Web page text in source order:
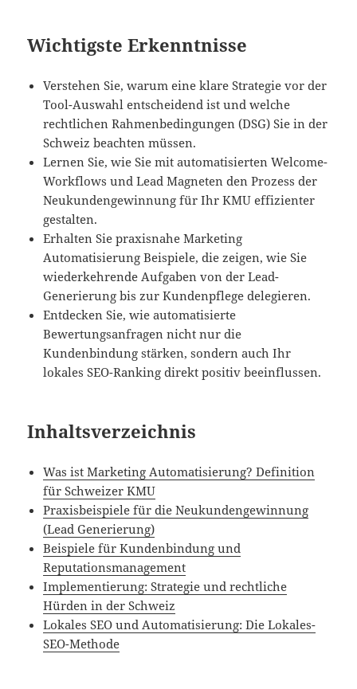
Wichtigste Erkenntnisse
Verstehen Sie, warum eine klare Strategie vor der
Tool-Auswahl entscheidend ist und welche
rechtlichen Rahmenbedingungen (DSG) Sie in der
Schweiz beachten müssen.
Lernen Sie, wie Sie mit automatisierten Welcome-
Workflows und Lead Magneten den Prozess der
Neukundengewinnung für Ihr KMU effizienter
gestalten.
Erhalten Sie praxisnahe Marketing
Automatisierung Beispiele, die zeigen, wie Sie
wiederkehrende Aufgaben von der Lead-
Generierung bis zur Kundenpflege delegieren.
Entdecken Sie, wie automatisierte
Bewertungsanfragen nicht nur die
Kundenbindung stärken, sondern auch Ihr
lokales SEO-Ranking direkt positiv beeinflussen.
Inhaltsverzeichnis
Was ist Marketing Automatisierung? Definition
für Schweizer KMU
Praxisbeispiele für die Neukundengewinnung
(Lead Generierung)
Beispiele für Kundenbindung und
Reputationsmanagement
Implementierung: Strategie und rechtliche
Hürden in der Schweiz
Lokales SEO und Automatisierung: Die Lokales-
SEO-Methode